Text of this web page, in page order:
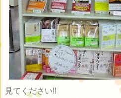
見てください!!